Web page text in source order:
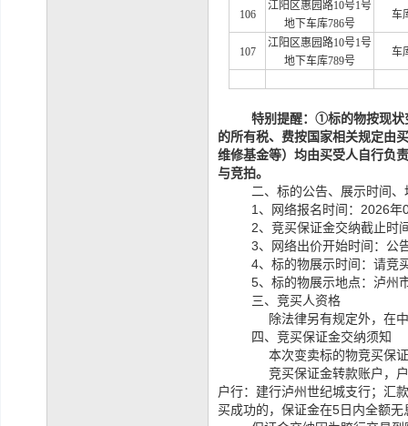
106
江阳区惠园路10号1号
地下车库786号
车
107
江阳区惠园路10号1号
地下车库789号
车
特别提醒：①标的物按现状
的所有税、费按国家相关规定由
维修基金等）均由买受人自行负责
与竞拍。
二、标的公告、展示时间、
1、网络报名时间：2026年
2、竞买保证金交纳截止时
3、网络出价开始时间：公
4、标的物展示时间：请竞
5、标的物展示地点：泸州
三、竞买人资格
除法律另有规定外，在
四、竞买保证金交纳须知
本次变卖标的物竞买保
竞买保证金转款账户，
户行：建行泸州世纪城支行； 汇
买成功的，保证金在5日内全额无